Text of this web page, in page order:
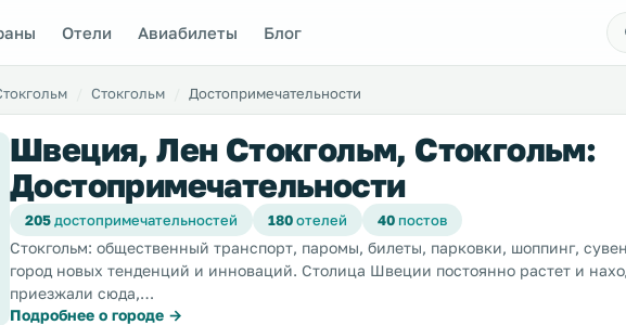
Отели Авиабилеты Блог
Стокгольм Достопримечательности
Швеция, Лен Стокгольм, Стокгольм:
Достопримечательности
205достопримечательностей 180отелей 40 постов
Стокгольм: общественный транспорт, паромы, билеты, парковки, шоппинг,
город новых тенденций и инноваций. Столица Швеции постоянно растет и
приезжали сюда,…
Подробнее о городе →